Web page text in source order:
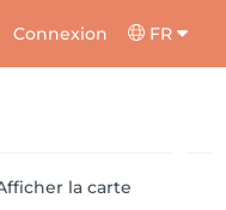
Connexion FR
la carte